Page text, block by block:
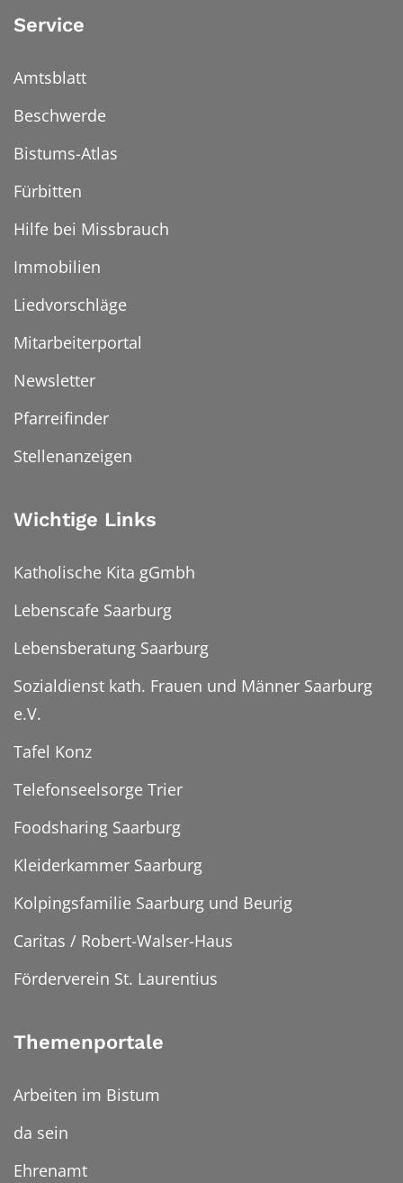
Service
Amtsblatt
Beschwerde
Bistums-Atlas
Fürbitten
Hilfe bei Missbrauch
Immobilien
Liedvorschläge
Mitarbeiterportal
Newsletter
Pfarreifinder
Stellenanzeigen
Wichtige Links
Katholische Kita gGmbh
Lebenscafe Saarburg
Lebensberatung Saarburg
Sozialdienst kath. Frauen und Männer Saarburg
e.V.
Tafel Konz
Telefonseelsorge Trier
Foodsharing Saarburg
Kleiderkammer Saarburg
Kolpingsfamilie Saarburg und Beurig
Caritas / Robert-Walser-Haus
Förderverein St. Laurentius
Themenportale
Arbeiten im Bistum
da sein
Ehrenamt